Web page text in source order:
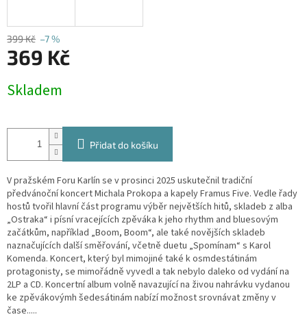
399 Kč –7 %
369 Kč
cena:
Skladem
Přidat do košíku
V pražském Foru Karlín se v prosinci 2025 uskutečnil tradiční
předvánoční koncert Michala Prokopa a kapely Framus Five. Vedle řady
hostů tvořil hlavní část programu výběr největších hitů, skladeb z alba
„Ostraka“ i písní vracejících zpěváka k jeho rhythm and bluesovým
začátkům, například „Boom, Boom“, ale také novějších skladeb
naznačujících další směřování, včetně duetu „Spomínam“ s Karol
Komenda. Koncert, který byl mimojiné také k osmdestátinám
protagonisty, se mimořádně vyvedl a tak nebylo daleko od vydání na
2LP a CD. Koncertní album volně navazující na živou nahrávku vydanou
ke zpěvákovýmh šedesátinám nabízí možnost srovnávat změny v
čase.....